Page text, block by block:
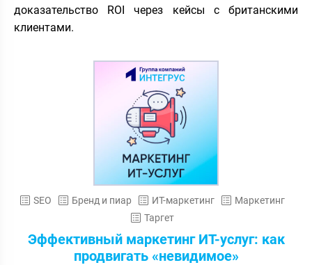
доказательство ROI через кейсы с британскими
клиентами.
SEO Бренд и пиар ИТ-маркетинг
Маркетинг
Таргет
Эффективный маркетинг ИТ-услуг: как
продвигать «невидимое»